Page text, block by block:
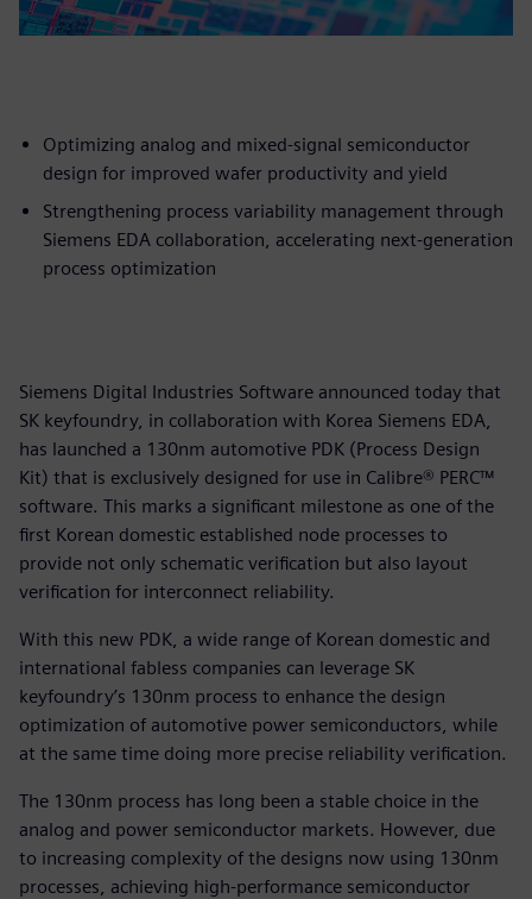
Optimizing analog and mixed-signal semiconductor
design for improved wafer productivity and yield
Strengthening process variability management through
Siemens EDA collaboration, accelerating next-generation
process optimization
Siemens Digital Industries Software announced today that
SK keyfoundry, in collaboration with Korea Siemens EDA,
has launched a 130nm automotive PDK (Process Design
Kit) that is exclusively designed for use in Calibre® PERC™
software. This marks a significant milestone as one of the
first Korean domestic established node processes to
provide not only schematic verification but also layout
verification for interconnect reliability.
With this new PDK, a wide range of Korean domestic and
international fabless companies can leverage SK
keyfoundry’s 130nm process to enhance the design
optimization of automotive power semiconductors, while
at the same time doing more precise reliability verification.
The 130nm process has long been a stable choice in the
analog and power semiconductor markets. However, due
to increasing complexity of the designs now using 130nm
processes, achieving high-performance semiconductor